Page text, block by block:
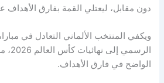
دون مقابل، ليعتلي القمة بفارق
ويكفي المنتخب الألماني التعادل في
الواضح في فارق الأهداف.